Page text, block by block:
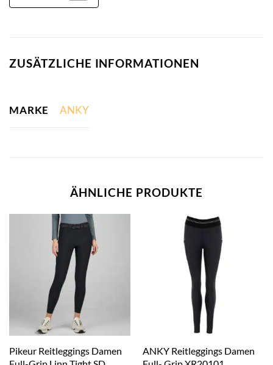
ZUSÄTZLICHE INFORMATIONEN
MARKE ANKY
ÄHNLICHE PRODUKTE
Pikeur Reitleggings Damen
ANKY Reitleggings Damen